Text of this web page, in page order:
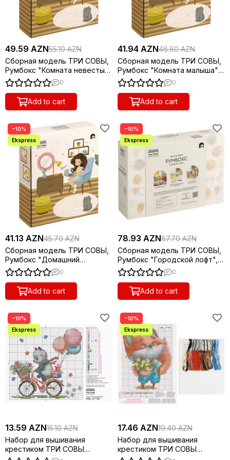
49.59 AZN55.10 AZN
Сборная модель ТРИ СОВЫ,
Румбокс "Комната невесты",
инструменты, клей,
картонная коробка
0
Add to cart
41.94 AZN46.60 AZN
Сборная модель ТРИ СОВЫ,
Румбокс "Комната малыша",
инструменты, клей,
светодиоды, батарейки,
картонн
0
Add to cart
−10%
41.13 AZN45.70 AZN
Сборная модель ТРИ СОВЫ,
Румбокс "Домашний
кабинет", инструменты, клей,
картонная коробка
0
Add to cart
−10%
78.93 AZN87.70 AZN
Сборная модель ТРИ СОВЫ,
Румбокс "Городской лофт",
инструменты, клей,
светодиоды, картонная
коробка
0
Add to cart
−10%
13.59 AZN15.10 AZN
Набор для вышивания
крестиком ТРИ СОВЫ
"Прогулка на велосипеде",
−10%
17.46 AZN19.40 AZN
Набор для вышивания
крестиком ТРИ СОВЫ
"Лисенок", 19*15см, пакет с